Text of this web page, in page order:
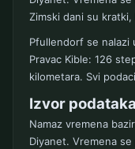
Zimski dani su
Pfullendorf se nalazi
Pravac Kible: 126
kilometara. Svi
Izvor podataka
Namaz vremena
Diyanet. Vremena